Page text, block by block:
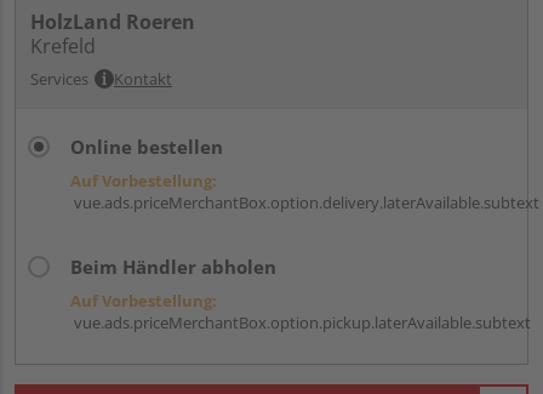
HolzLand Roeren
Krefeld
Services Kontakt
Online bestellen
Auf Vorbestellung:
vue.ads.priceMerchantBox.option.delivery.laterAvailable.subtext
Beim Händler abholen
Auf Vorbestellung:
vue.ads.priceMerchantBox.option.pickup.laterAvailable.subtext